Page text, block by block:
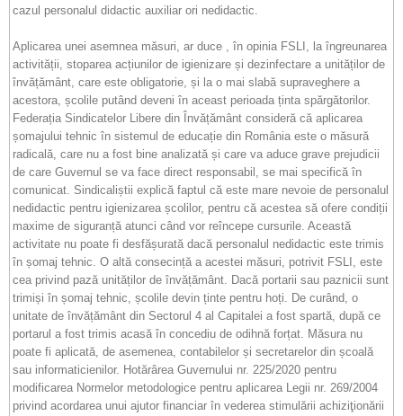
cazul personalul didactic auxiliar ori nedidactic.
Aplicarea unei asemnea măsuri, ar duce , în opinia FSLI, la îngreunarea
activității, stoparea acțiunilor de igienizare și dezinfectare a unităților de
învățământ, care este obligatorie, și la o mai slabă supraveghere a
acestora, școlile putând deveni în aceast perioada ținta spărgătorilor.
Federația Sindicatelor Libere din Învățământ consideră că aplicarea
șomajului tehnic în sistemul de educație din România este o măsură
radicală, care nu a fost bine analizată și care va aduce grave prejudicii
de care Guvernul se va face direct responsabil, se mai specifică în
comunicat. Sindicaliștii explică faptul că este mare nevoie de personalul
nedidactic pentru igienizarea școlilor, pentru că acestea să ofere condiții
maxime de siguranță atunci când vor reîncepe cursurile. Această
activitate nu poate fi desfășurată dacă personalul nedidactic este trimis
în șomaj tehnic. O altă consecință a acestei măsuri, potrivit FSLI, este
cea privind pază unităților de învățământ. Dacă portarii sau paznicii sunt
trimiși în șomaj tehnic, școlile devin ținte pentru hoți. De curând, o
unitate de învățământ din Sectorul 4 al Capitalei a fost spartă, după ce
portarul a fost trimis acasă în concediu de odihnă forțat. Măsura nu
poate fi aplicată, de asemenea, contabilelor și secretarelor din școală
sau informaticienilor. Hotărârea Guvernului nr. 225/2020 pentru
modificarea Normelor metodologice pentru aplicarea Legii nr. 269/2004
privind acordarea unui ajutor financiar în vederea stimulării achiziţionării